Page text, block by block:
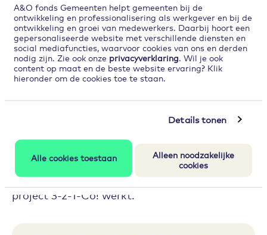
A&O fonds Gemeenten helpt gemeenten bij de
ontwikkeling en professionalisering als werkgever en bij de
ontwikkeling en groei van medewerkers. Daarbij hoort een
gepersonaliseerde website met verschillende diensten en
social mediafuncties, waarvoor cookies van ons en derden
nodig zijn. Zie ook onze privacyverklaring . Wil je ook
content op maat en de beste website ervaring? Klik
hieronder om de cookies toe te staan.
Details tonen
Alle cookies toestaan
Alleen noodzakelijke
cookies
Een van de belangrijkste taken van het A&O
fonds is het stimuleren van innovatie bij
gemeenten. Daarvoor heeft A&O een
subsidieregeling speciaal voor innovaties.
Ter promotie van deze regeling is er een
middel van de ideeënwedstrijd helpt A&O
vertalen naar de praktijk.
A&O Projectleider Fred Jansen legt uit hoe het
project 3-2-1-Co! werkt.